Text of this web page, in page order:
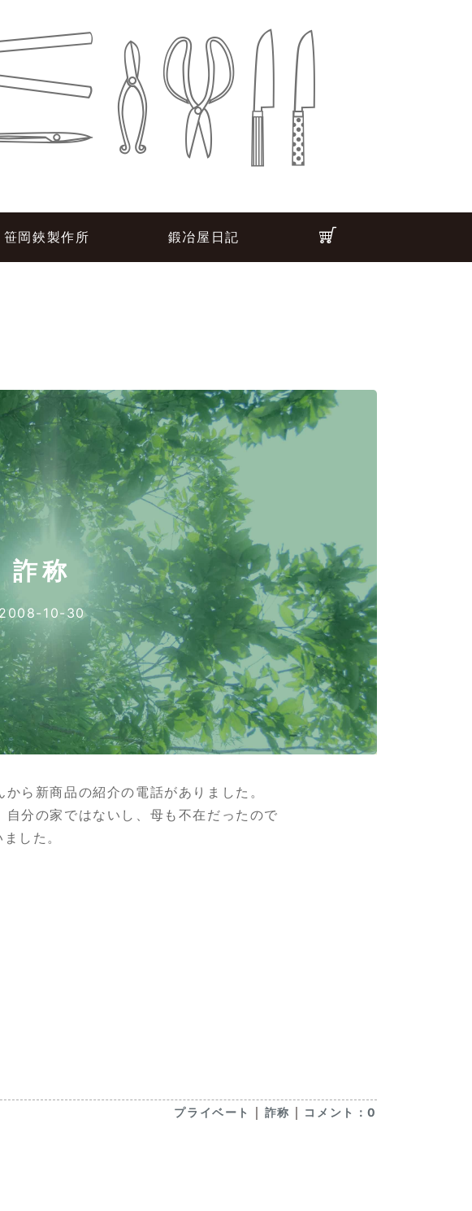
笹岡鋏製作所 鍛冶屋日記
詐称
10-30
ら新商品の紹介の電話がありました。
分の家ではないし、母も不在だったので
した。
プライベート ｜ 詐称 ｜ コメント：0